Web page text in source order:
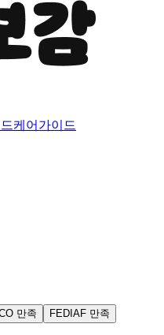
케어가이드
만족
FEDIAF 만족